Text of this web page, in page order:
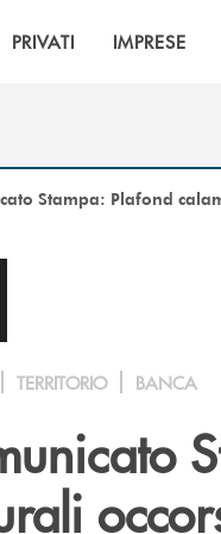
PRIVATI IMPRESE
Stampa: Plafond
TERRITORIO BANCA